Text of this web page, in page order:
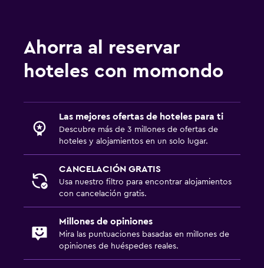
Ahorra al reservar
hoteles con momondo
Las mejores ofertas de hoteles para ti
Descubre más de 3 millones de ofertas de
hoteles y alojamientos en un solo lugar.
CANCELACIÓN GRATIS
Usa nuestro filtro para encontrar alojamientos
con cancelación gratis.
Millones de opiniones
Mira las puntuaciones basadas en millones de
opiniones de huéspedes reales.